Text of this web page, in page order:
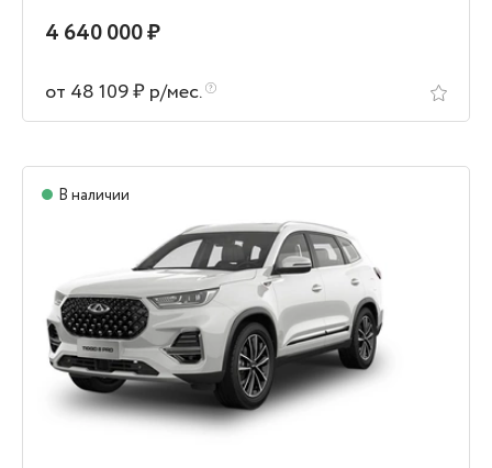
4 640 000 ₽
от 48 109 ₽ р/мес.
В наличии